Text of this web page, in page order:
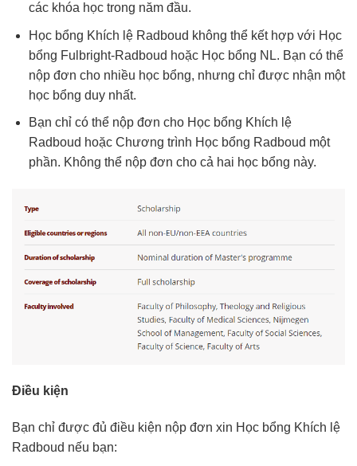
các khóa học trong năm đầu.
Học bổng Khích lệ Radboud không thể kết hợp với Học
bổng Fulbright-Radboud hoặc Học bổng NL. Bạn có thể
nộp đơn cho nhiều học bổng, nhưng chỉ được nhận một
học bổng duy nhất.
Bạn chỉ có thể nộp đơn cho Học bổng Khích lệ
Radboud hoặc Chương trình Học bổng Radboud một
phần. Không thể nộp đơn cho cả hai học bổng này.
Điều kiện
Bạn chỉ được đủ điều kiện nộp đơn xin Học bổng Khích lệ
Radboud nếu bạn: